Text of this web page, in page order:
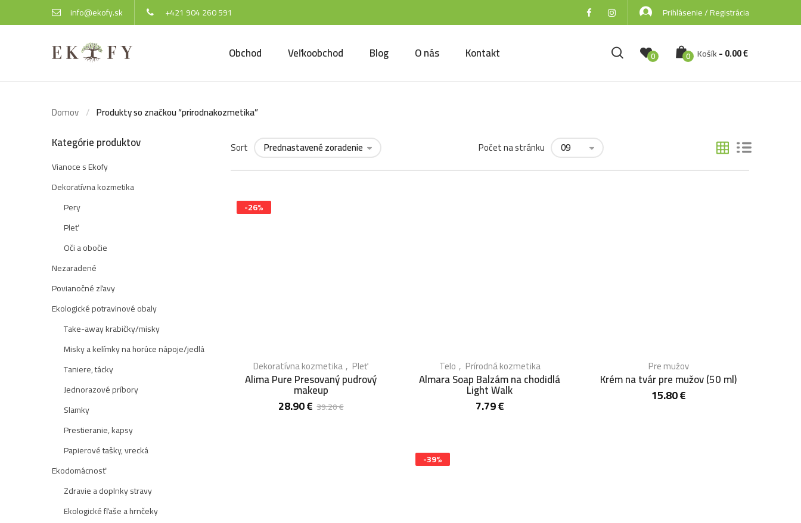
info@ekofy.sk +421 904 260 591 Prihlásenie / Registrácia
Obchod Veľkoobchod Blog O nás Kontakt 0 0 Košík-0.00€
Domov Produkty so značkou “prirodnakozmetika”
Sort Počet na stránku
-26%
Dekoratívna kozmetika Pleť
Alima Pure Presovaný pudrový
makeup
39.20€
28.90€
Telo Prírodná kozmetika
Almara Soap Balzám na chodidlá
Light Walk
7.79€
Pre mužov
Krém na tvár pre mužov (50 ml)
15.80€
-39%
Kategórie produktov
Vianoce s Ekofy
Dekoratívna kozmetika
Pery
Pleť
Oči a obočie
Nezaradené
Povianočné zľavy
Ekologické potravinové obaly
Take-away krabičky/misky
Misky a kelímky na horúce nápoje/jedlá
Taniere, tácky
Jednorazové príbory
Slamky
Prestieranie, kapsy
Papierové tašky, vrecká
Ekodomácnosť
Zdravie a doplnky stravy
Ekologické fľaše a hrnčeky